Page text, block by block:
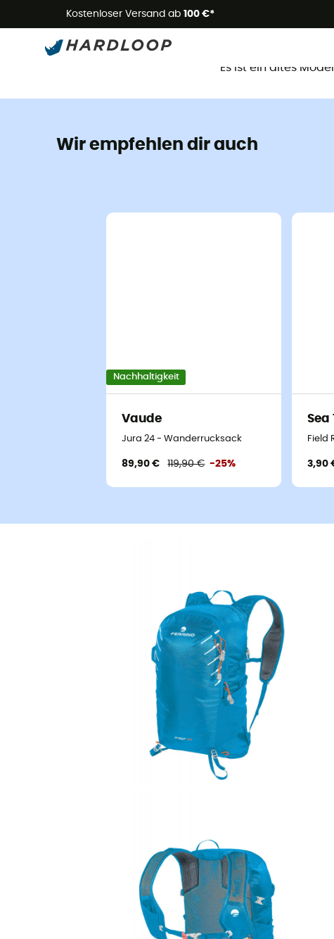
Kostenloser Versand ab 100 €*
Es ist ein altes
Wir empfehlen dir auch
Nachhaltigkeit
Vaude
Jura 24 - Wanderrucksack
89,90 € 119,90 € -25%
Sea
Field
3,90